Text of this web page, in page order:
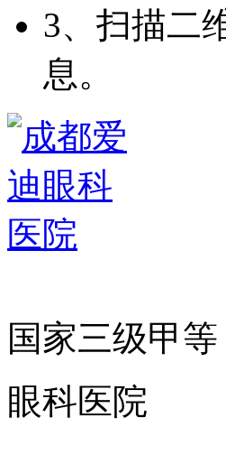
3、扫描二
息。
国家三级甲等
眼科医院